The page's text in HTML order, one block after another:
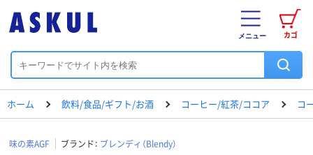
カゴ
メニュー
ホーム 飲料/食品/ギフト/お酒 コーヒー/紅茶/ココア コ
味の素AGF ブランド： ブレンディ（Blendy）